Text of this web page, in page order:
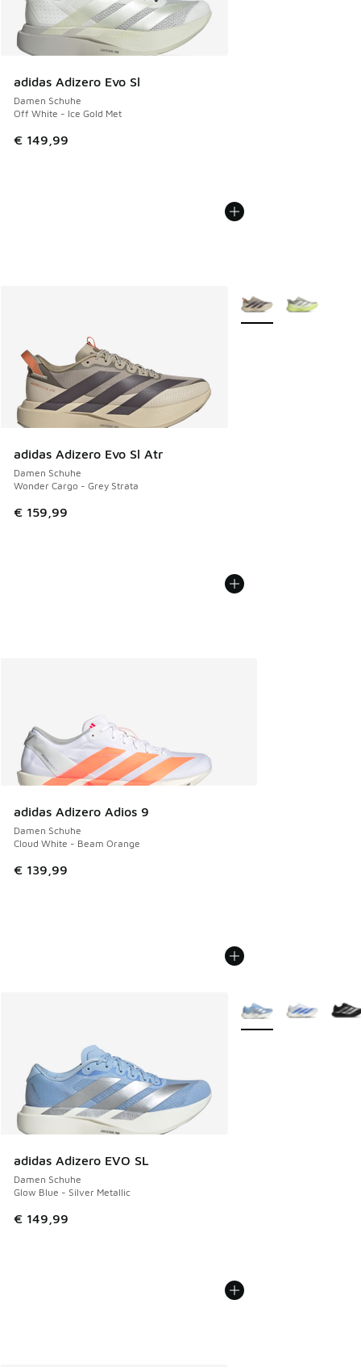
adidas Adizero Evo Sl
Damen Schuhe
Off White - Ice Gold Met
€ 149,99
adidas Adizero Evo Sl Atr
Damen Schuhe
Wonder Cargo - Grey Strata
€ 159,99
Weitere Farben
adidas Adizero Adios 9
Damen Schuhe
Cloud White - Beam Orange
€ 139,99
adidas Adizero EVO SL
Damen Schuhe
Glow Blue - Silver Metallic
€ 149,99
Weitere Farben